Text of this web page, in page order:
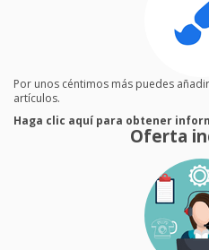
Por unos céntimos más puedes
artículos.
Haga clic aquí para obtener
Oferta